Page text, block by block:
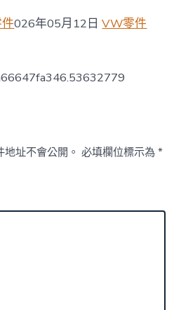
026年05月12日VW零件
址不會公開。 必填欄位標示為*